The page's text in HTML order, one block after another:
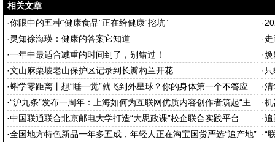
相关文章
·你眼中的五种“健康食品”正在给健康“挖坑” ·
· 灵知徐海瑛：健康的答案它知道 ·
·一年中最适合减重的时间到了，别错过！ ·焕
·文山麻栗坡老山保护区记录到长瓣杓兰开花 ·
·蝌学零距离丨想“睡一觉”就飞到外星球？你的身体第一个不答应 ·清
·“沪九条”发布一周年：上海如何为互联网优质内容创作者筑起“主
场”
·机
·中国联通联合北京邮电大学打造“大思政课”校企联合实践平台 ·追
·全国地方特色新品一年多五成，年轻人正在淘宝国货严选“追产地” ·“